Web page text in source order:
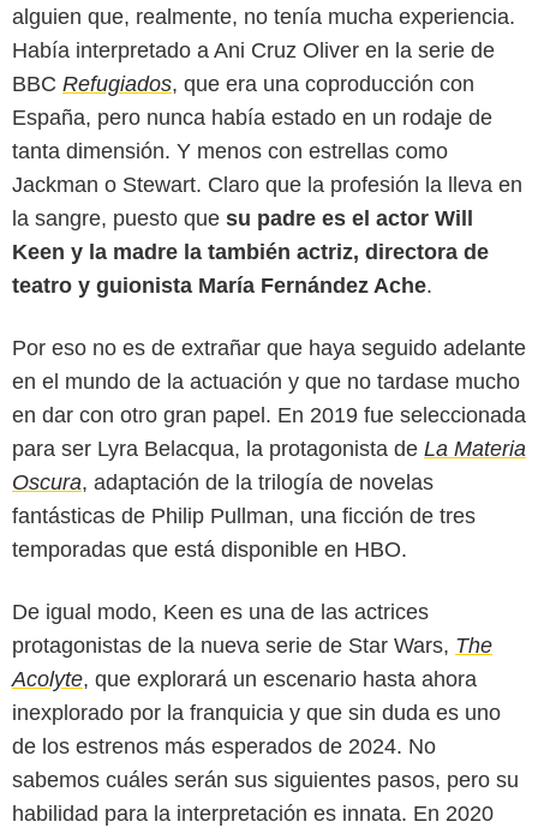
alguien que, realmente, no tenía mucha experiencia.
Había interpretado a Ani Cruz Oliver en la serie de
BBC Refugiados, que era una coproducción con
España, pero nunca había estado en un rodaje de
tanta dimensión. Y menos con estrellas como
Jackman o Stewart. Claro que la profesión la lleva en
la sangre, puesto que su padre es el actor Will
Keen y la madre la también actriz, directora de
teatro y guionista María Fernández Ache.
Por eso no es de extrañar que haya seguido adelante
en el mundo de la actuación y que no tardase mucho
en dar con otro gran papel. En 2019 fue seleccionada
para ser Lyra Belacqua, la protagonista de La Materia
Oscura, adaptación de la trilogía de novelas
fantásticas de Philip Pullman, una ficción de tres
temporadas que está disponible en HBO.
De igual modo, Keen es una de las actrices
protagonistas de la nueva serie de Star Wars, The
Acolyte, que explorará un escenario hasta ahora
inexplorado por la franquicia y que sin duda es uno
de los estrenos más esperados de 2024. No
sabemos cuáles serán sus siguientes pasos, pero su
habilidad para la interpretación es innata. En 2020